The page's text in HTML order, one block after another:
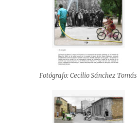
Fotógrafo: Cecilio Sánchez Tomás